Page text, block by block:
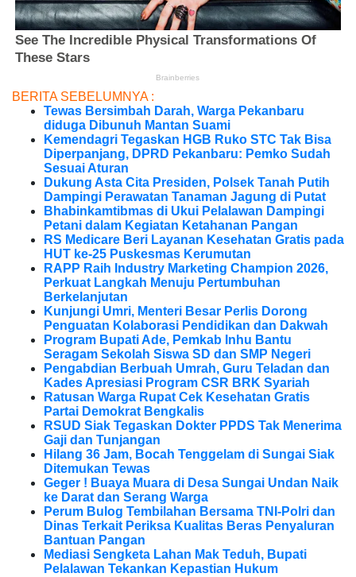
BERITA SEBELUMNYA :
Tewas Bersimbah Darah, Warga Pekanbaru
diduga Dibunuh Mantan Suami
Kemendagri Tegaskan HGB Ruko STC Tak Bisa
Diperpanjang, DPRD Pekanbaru: Pemko Sudah
Sesuai Aturan
Dukung Asta Cita Presiden, Polsek Tanah Putih
Dampingi Perawatan Tanaman Jagung di Putat
Bhabinkamtibmas di Ukui Pelalawan Dampingi
Petani dalam Kegiatan Ketahanan Pangan
RS Medicare Beri Layanan Kesehatan Gratis pada
HUT ke-25 Puskesmas Kerumutan
RAPP Raih Industry Marketing Champion 2026,
Perkuat Langkah Menuju Pertumbuhan
Berkelanjutan
Kunjungi Umri, Menteri Besar Perlis Dorong
Penguatan Kolaborasi Pendidikan dan Dakwah
Program Bupati Ade, Pemkab Inhu Bantu
Seragam Sekolah Siswa SD dan SMP Negeri
Pengabdian Berbuah Umrah, Guru Teladan dan
Kades Apresiasi Program CSR BRK Syariah
Ratusan Warga Rupat Cek Kesehatan Gratis
Partai Demokrat Bengkalis
RSUD Siak Tegaskan Dokter PPDS Tak Menerima
Gaji dan Tunjangan
Hilang 36 Jam, Bocah Tenggelam di Sungai Siak
Ditemukan Tewas
Geger ! Buaya Muara di Desa Sungai Undan Naik
ke Darat dan Serang Warga
Perum Bulog Tembilahan Bersama TNI-Polri dan
Dinas Terkait Periksa Kualitas Beras Penyaluran
Bantuan Pangan
Mediasi Sengketa Lahan Mak Teduh, Bupati
Pelalawan Tekankan Kepastian Hukum